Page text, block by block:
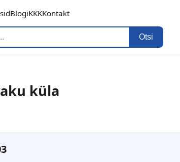
BlogiKKKKontakt
Otsi
küla